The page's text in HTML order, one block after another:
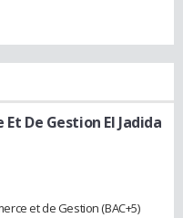
De Gestion El Jadida
et de Gestion (BAC+5)